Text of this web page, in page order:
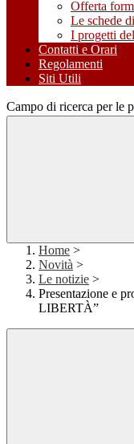
Offerta
Le schede
I progetti
Contatti e Orari
Regolamenti
Siti Utili
Campo di ricerca per le
Home >
Novità >
Le notizie >
Presentazione e
LIBERTÀ”